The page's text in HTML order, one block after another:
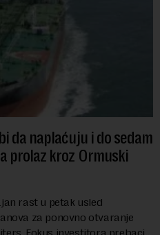
da naplaćuju i do sedam
prolaz kroz Ormuski
rast u petak usled
za ponovno otvaranje
Fokus investitora prebacio